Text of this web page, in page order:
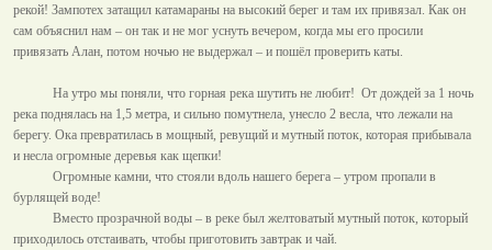
рекой! Зампотех затащил катамараны на высокий берег и там их привязал. Как он
сам объяснил нам – он так и не мог уснуть вечером, когда мы его просили
привязать Алан, потом ночью не выдержал – и пошёл проверить каты.
На утро мы поняли, что горная река шутить не любит! От дождей за 1 ночь
река поднялась на 1,5 метра, и сильно помутнела, унесло 2 весла, что лежали на
берегу. Ока превратилась в мощный, ревущий и мутный поток, которая прибывала
и несла огромные деревья как щепки!
Огромные камни, что стояли вдоль нашего берега – утром пропали в
бурлящей воде!
Вместо прозрачной воды – в реке был желтоватый мутный поток, который
приходилось отстаивать, чтобы приготовить завтрак и чай.